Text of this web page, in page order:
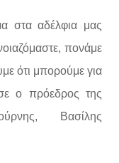
στα αδέλφια μας
πονάμε
ότι μπορούμε για
ο πρόεδρος της
Βασίλης